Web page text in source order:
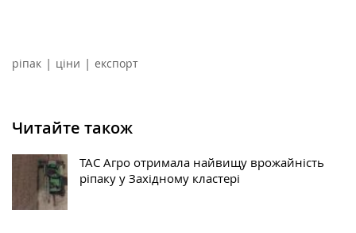
ріпак | ціни | експорт
Читайте також
ТАС Агро отримала найвищу врожайність
ріпаку у Західному кластері